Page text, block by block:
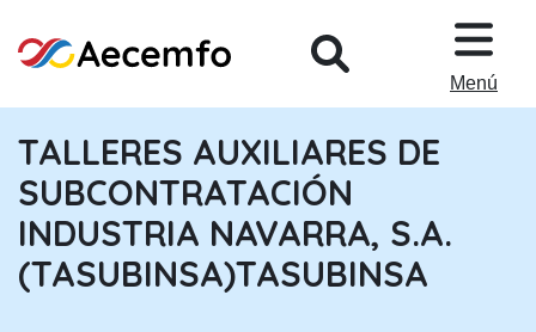
Menú
TALLERES AUXILIARES DE
SUBCONTRATACIÓN
INDUSTRIA NAVARRA, S.A.
(TASUBINSA)TASUBINSA